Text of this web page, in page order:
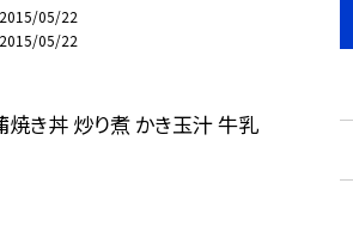
2015/05/22
2015/05/22
焼き丼 炒り煮 かき玉汁 牛乳